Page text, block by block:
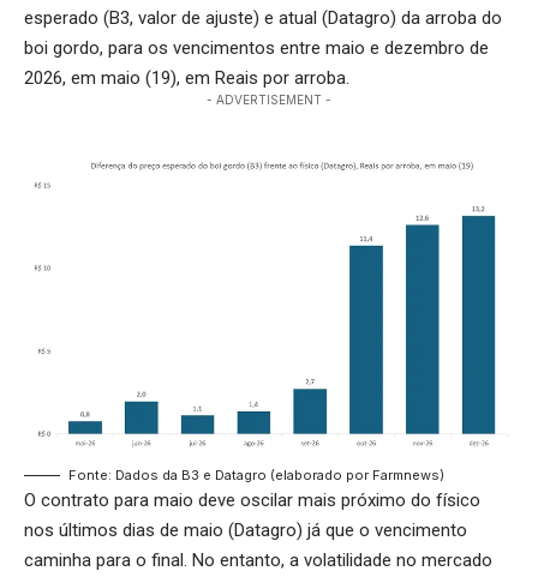
esperado (B3, valor de ajuste) e atual (Datagro) da arroba do
boi gordo, para os vencimentos entre maio e dezembro de
2026, em maio (19), em Reais por arroba.
- ADVERTISEMENT -
Fonte: Dados da B3 e Datagro (elaborado por Farmnews)
O contrato para maio deve oscilar mais próximo do físico
nos últimos dias de maio (Datagro) já que o vencimento
caminha para o final. No entanto, a volatilidade no mercado